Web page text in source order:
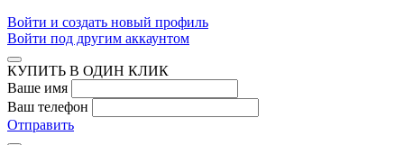
Войти и создать новый профиль
Войти под другим аккаунтом
КУПИТЬ В ОДИН КЛИК
Ваше имя
Ваш телефон
Отправить